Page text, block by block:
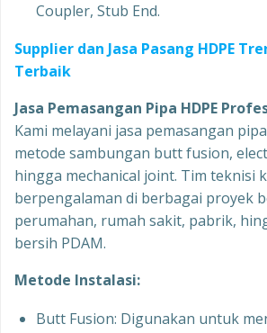
Coupler, Stub End.
Supplier dan Jasa Pasang HDPE
Terbaik
Jasa Pemasangan Pipa HDPE
Kami melayani jasa pemasangan
metode sambungan butt fusion,
hingga mechanical joint. Tim teknisi
berpengalaman di berbagai proyek
perumahan, rumah sakit, pabrik,
bersih PDAM.
Metode Instalasi:
Butt Fusion: Digunakan untuk